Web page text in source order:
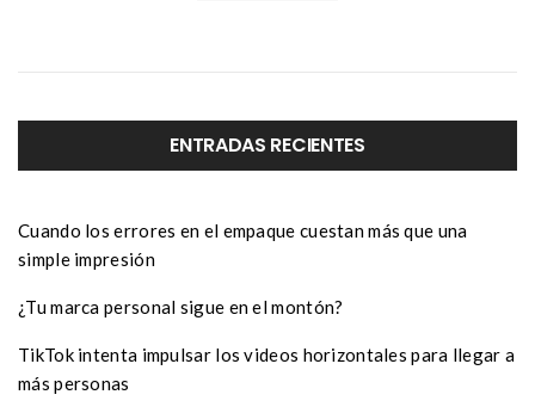
ENTRADAS RECIENTES
Cuando los errores en el empaque cuestan más que una
simple impresión
¿Tu marca personal sigue en el montón?
TikTok intenta impulsar los videos horizontales para llegar a
más personas